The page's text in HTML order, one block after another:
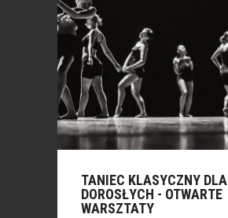
TANIEC KLASYCZNY DLA
DOROSŁYCH - OTWARTE
WARSZTATY